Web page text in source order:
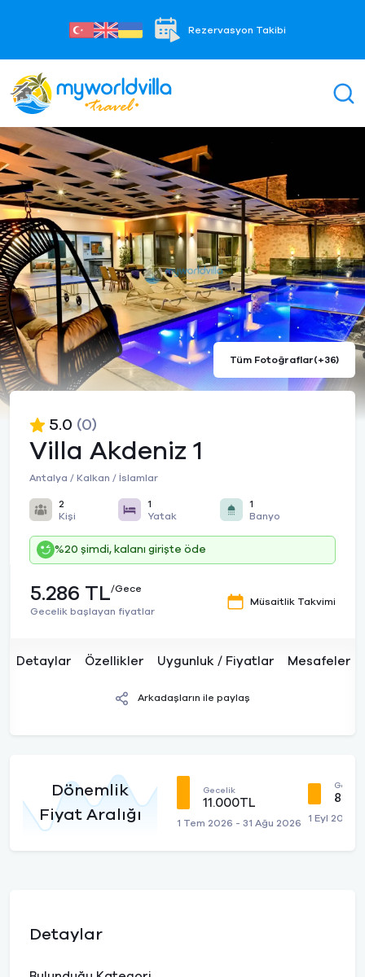
Rezervasyon Takibi
Tüm Fotoğraflar(+36)
Villa Akdeniz 1
Antalya / Kalkan / İslamlar
5.0 (0)
2
Kişi
1
Yatak
1
Banyo
%20 şimdi, kalanı girişte öde
5.286 TL/Gece
Gecelik başlayan fiyatlar
Müsaitlik Takvimi
Detaylar Özellikler Uygunluk / Fiyatlar Mesafeler
Arkadaşların ile paylaş
Dönemlik
Fiyat Aralığı
Gecelik
11.000TL
1 Tem 2026 - 31 Ağu 2026 1 Eyl 2026
Detaylar